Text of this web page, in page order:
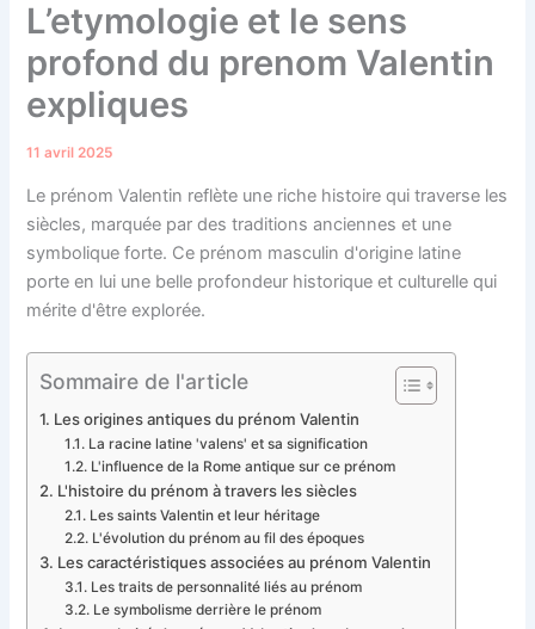
L’etymologie et le sens
profond du prenom Valentin
expliques
11 avril 2025
Le prénom Valentin reflète une riche histoire qui traverse les
siècles, marquée par des traditions anciennes et une
symbolique forte. Ce prénom masculin d'origine latine
porte en lui une belle profondeur historique et culturelle qui
mérite d'être explorée.
Sommaire de l'article
Les origines antiques du prénom Valentin
La racine latine 'valens' et sa signification
L'influence de la Rome antique sur ce prénom
L'histoire du prénom à travers les siècles
Les saints Valentin et leur héritage
L'évolution du prénom au fil des époques
Les caractéristiques associées au prénom Valentin
Les traits de personnalité liés au prénom
Le symbolisme derrière le prénom